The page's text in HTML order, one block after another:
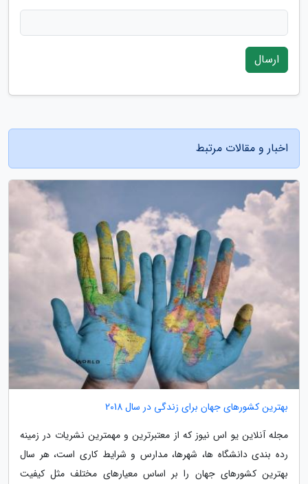
ارسال
اخبار و مقالات مرتبط
بهترین کشورهای جهان برای زندگی در سال 2018
مجله آنلاین یو اس نیوز که از معتبرترین و مهمترین نشریات در زمینه
رده بندی دانشگاه ها، شهرها، مدارس و شرایط کاری است، هر سال
بهترین کشورهای جهان را بر اساس معیارهای مختلف مثل کیفیت